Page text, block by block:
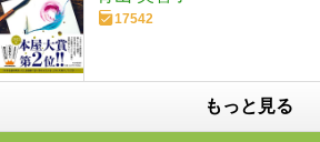
17542
もっと見る